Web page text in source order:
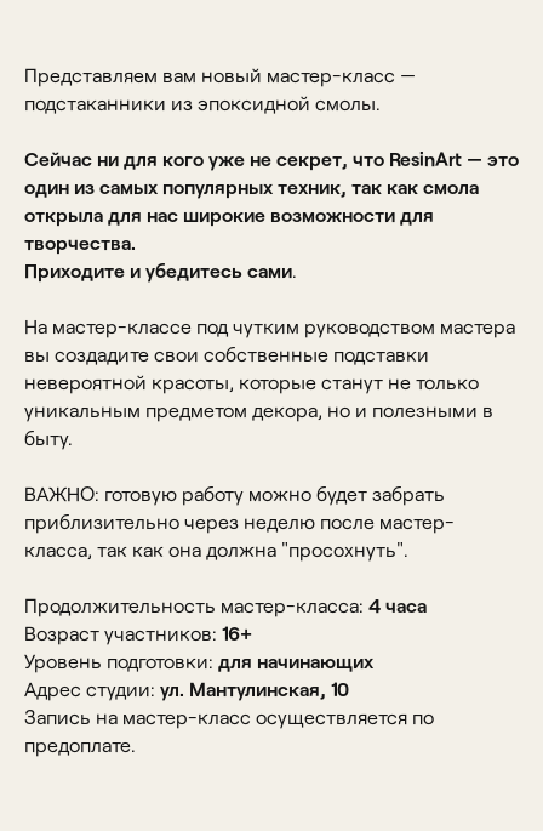
Представляем вам новый мастер-класс —
подстаканники из эпоксидной смолы.
Сейчас ни для кого уже не секрет, что ResinArt — это
один из самых популярных техник, так как смола
открыла для нас широкие возможности для
творчества.
Приходите и убедитесь сами.
На мастер-классе под чутким руководством мастера
вы создадите свои собственные подставки
невероятной красоты, которые станут не только
уникальным предметом декора, но и полезными в
быту.
ВАЖНО: готовую работу можно будет забрать
приблизительно через неделю после мастер-
класса, так как она должна "просохнуть".
Продолжительность мастер-класса: 4 часа
Возраст участников: 16+
Уровень подготовки: для начинающих
Адрес студии: ул. Мантулинская, 10
Запись на мастер-класс осуществляется по
предоплате.